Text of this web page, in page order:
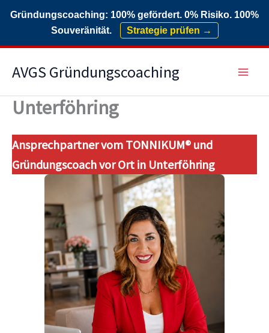
Gründungscoaching: 100% gefördert. 0% Risiko. 100%
Souveränität.
Strategie prüfen →
InhaltAVGS Gründungscoaching
Unterföhring
Ansprechpartner vom TONNIKUM® und
Gründungscoach vor Ort in Unterföhring